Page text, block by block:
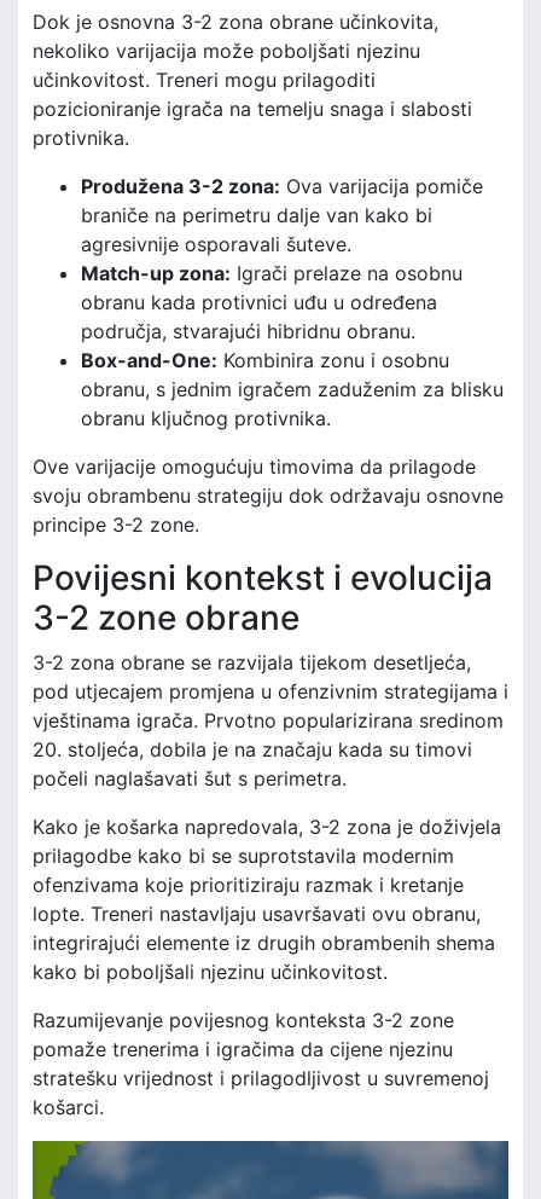
Dok je osnovna 3-2 zona obrane učinkovita,
nekoliko varijacija može poboljšati njezinu
učinkovitost. Treneri mogu prilagoditi
pozicioniranje igrača na temelju snaga i slabosti
protivnika.
Produžena 3-2 zona: Ova varijacija pomiče
braniče na perimetru dalje van kako bi
agresivnije osporavali šuteve.
Match-up zona: Igrači prelaze na osobnu
obranu kada protivnici uđu u određena
područja, stvarajući hibridnu obranu.
Box-and-One: Kombinira zonu i osobnu
obranu, s jednim igračem zaduženim za blisku
obranu ključnog protivnika.
Ove varijacije omogućuju timovima da prilagode
svoju obrambenu strategiju dok održavaju osnovne
principe 3-2 zone.
Povijesni kontekst i evolucija
3-2 zone obrane
3-2 zona obrane se razvijala tijekom desetljeća,
pod utjecajem promjena u ofenzivnim strategijama i
vještinama igrača. Prvotno popularizirana sredinom
20. stoljeća, dobila je na značaju kada su timovi
počeli naglašavati šut s perimetra.
Kako je košarka napredovala, 3-2 zona je doživjela
prilagodbe kako bi se suprotstavila modernim
ofenzivama koje prioritiziraju razmak i kretanje
lopte. Treneri nastavljaju usavršavati ovu obranu,
integrirajući elemente iz drugih obrambenih shema
kako bi poboljšali njezinu učinkovitost.
Razumijevanje povijesnog konteksta 3-2 zone
pomaže trenerima i igračima da cijene njezinu
stratešku vrijednost i prilagodljivost u suvremenoj
košarci.